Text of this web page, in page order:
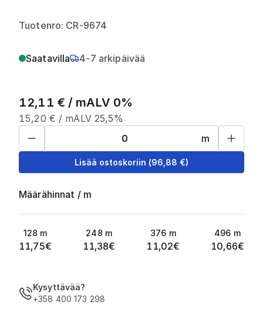
Tuotenro: CR-9674
Saatavilla 4-7 arkipäivää
12,11 € / mALV 0%
15,20 € / mALV 25,5%
m
Lisää ostoskoriin (96,88 €)
Määrähinnat / m
128 m
11,75€
248 m
11,38€
376 m
11,02€
496 m
10,66€
Kysyttävää?
+358 400 173 298